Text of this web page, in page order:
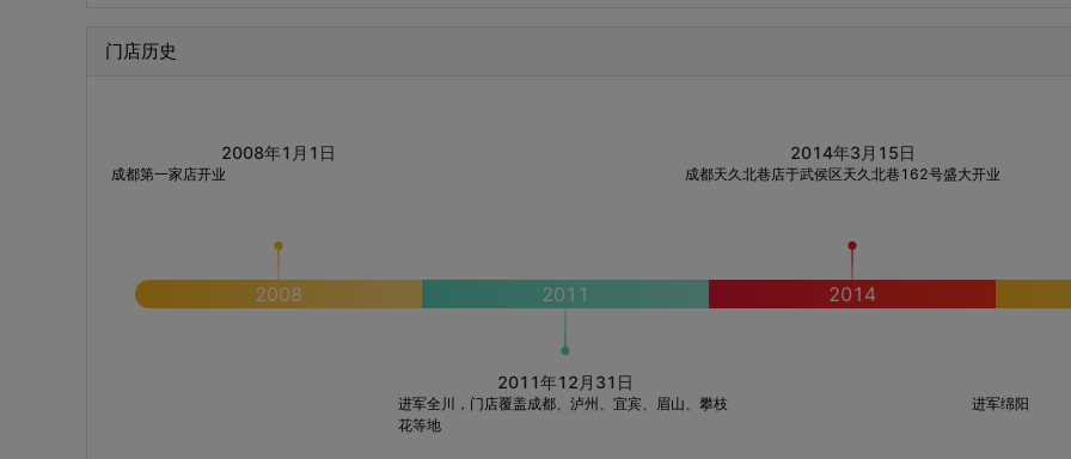
门店历史
2008
2008年1月1日
成都第一家店开业
2011
2011年12月31日
进军全川，门店覆盖成都、泸州、宜宾、眉山、攀枝
花等地
2014
2014年3月15日
成都天久北巷店于武侯区天久北巷162号盛大开业
进军绵阳